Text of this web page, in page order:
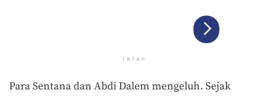
Iklan
Para Sentana dan Abdi Dalem mengeluh. Sejak